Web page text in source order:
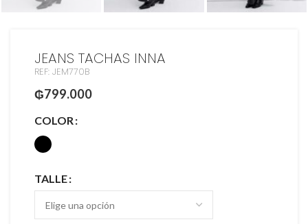
JEANS TACHAS INNA
REF: JEM770B
₲799.000
COLOR
TALLE